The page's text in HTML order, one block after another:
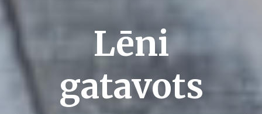
Lēni
gatavots